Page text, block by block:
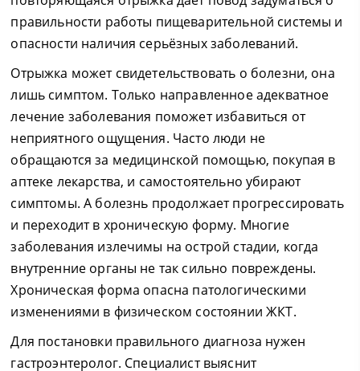
правильности работы пищеварительной системы и
опасности наличия серьёзных заболеваний.
Отрыжка может свидетельствовать о болезни, она
лишь симптом. Только направленное адекватное
лечение заболевания поможет избавиться от
неприятного ощущения. Часто люди не
обращаются за медицинской помощью, покупая в
аптеке лекарства, и самостоятельно убирают
симптомы. А болезнь продолжает прогрессировать
и переходит в хроническую форму. Многие
заболевания излечимы на острой стадии, когда
внутренние органы не так сильно повреждены.
Хроническая форма опасна патологическими
изменениями в физическом состоянии ЖКТ.
Для постановки правильного диагноза нужен
гастроэнтеролог. Специалист выяснит